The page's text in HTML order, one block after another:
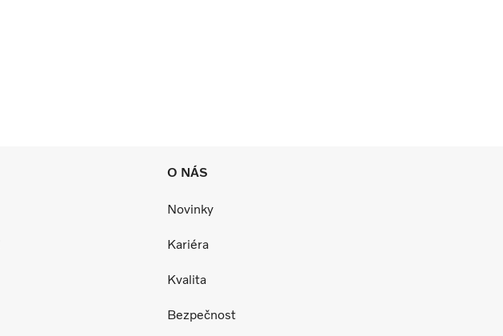
O NÁS
Novinky
Kariéra
Kvalita
Bezpečnost